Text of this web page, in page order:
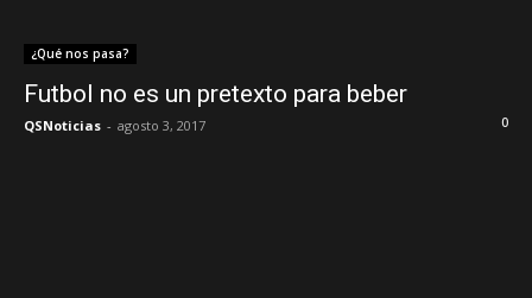
¿Qué nos pasa?
Futbol no es un pretexto para beber
QSNoticias - agosto 3, 2017 0